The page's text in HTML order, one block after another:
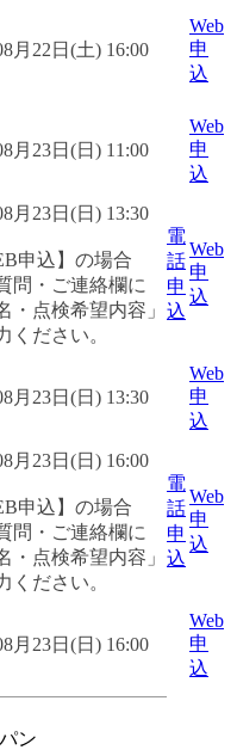
月22日(土) 16:00
Web
申
込
月23日(日) 11:00
Web
申
込
月23日(日) 13:30
申込】の場合
問・ご連絡欄に
・点検希望内容」
ください。
電
話
申
込
Web
申
込
月23日(日) 13:30
Web
申
込
月23日(日) 16:00
申込】の場合
問・ご連絡欄に
・点検希望内容」
ください。
電
話
申
込
Web
申
込
月23日(日) 16:00
Web
申
込
ン